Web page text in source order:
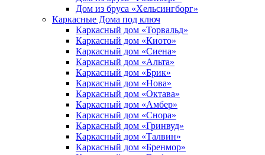
Дом из бруса «Хельсингборг»
Каркасные Дома под ключ
Каркасный дом «Торвальд»
Каркасный дом «Киото»
Каркасный дом «Сиена»
Каркасный дом «Альта»
Каркасный дом «Брик»
Каркасный дом «Нова»
Каркасный дом «Октава»
Каркасный дом «Амбер»
Каркасный дом «Снора»
Каркасный дом «Гринвуд»
Каркасный дом «Талвин»
Каркасный дом «Бренмор»